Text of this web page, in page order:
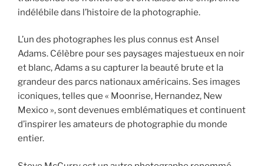
indélébile dans l’histoire de la photographie.
L’un des photographes les plus connus est Ansel
Adams. Célèbre pour ses paysages majestueux en noir
et blanc, Adams a su capturer la beauté brute et la
grandeur des parcs nationaux américains. Ses images
iconiques, telles que « Moonrise, Hernandez, New
Mexico », sont devenues emblématiques et continuent
d’inspirer les amateurs de photographie du monde
entier.